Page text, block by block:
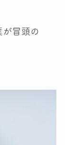
が冒頭の